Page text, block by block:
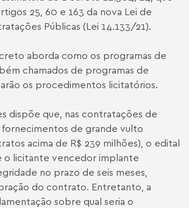
25, 60 e 163 da nova Lei de
Públicas (Lei 14.133/21).
aborda como os programas de
chamados de programas de
os procedimentos licitatórios.
dispõe que, nas contratações de
fornecimentos de grande vulto
acima de R$ 239 milhões), o edital
o licitante vencedor implante
no prazo de seis meses,
do contrato. Entretanto, a
sobre qual seria o